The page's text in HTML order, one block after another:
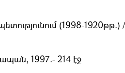
(1998-
1997.- 214 էջ